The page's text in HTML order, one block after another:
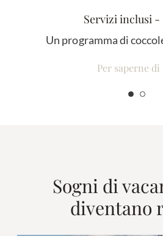
Servizi inclusi -
Un programma di
Per saperne di
Sogni di
diventano